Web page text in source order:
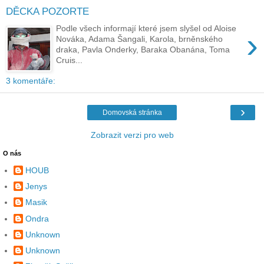
DĚCKA POZORTE
›
Podle všech informají které jsem slyšel od Aloise
Nováka, Adama Šangali, Karola, brněnského
draka, Pavla Onderky, Baraka Obanána, Toma
Cruis...
3 komentáře:
›
Domovská stránka
Zobrazit verzi pro web
O nás
HOUB
Jenys
Masik
Ondra
Unknown
Unknown